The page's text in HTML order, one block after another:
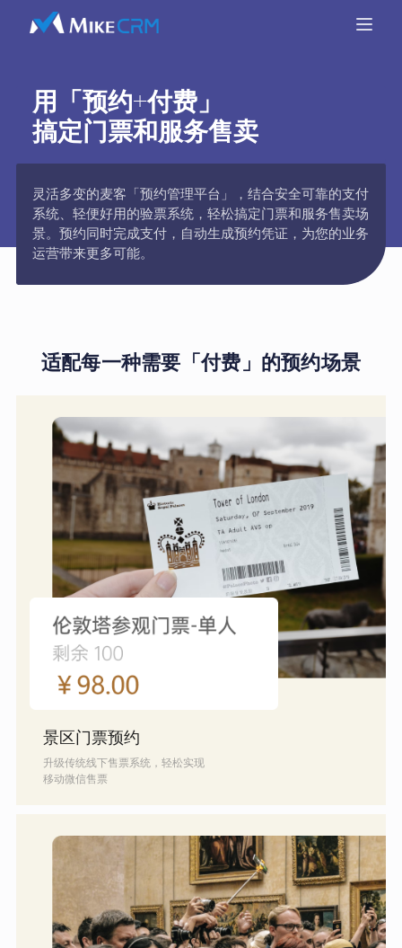
用「预约+付费」
搞定门票和服务售卖
灵活多变的麦客「预约管理平台」，结合安全可靠的支付
系统、轻便好用的验票系统，轻松搞定门票和服务售卖场
景。预约同时完成支付，自动生成预约凭证，为您的业务
运营带来更多可能。
适配每一种需要「付费」的预约场景
景区门票预约
升级传统线下售票系统，轻松实现
移动微信售票